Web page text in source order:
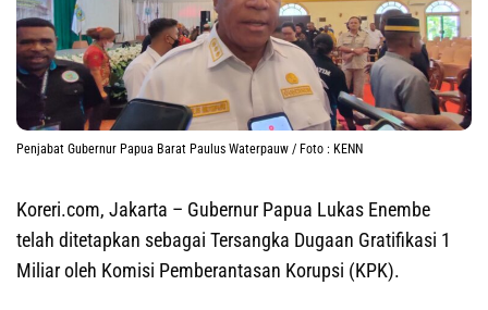
Penjabat Gubernur Papua Barat Paulus Waterpauw / Foto : KENN
Koreri.com, Jakarta – Gubernur Papua Lukas Enembe
telah ditetapkan sebagai Tersangka Dugaan Gratifikasi 1
Miliar oleh Komisi Pemberantasan Korupsi (KPK).